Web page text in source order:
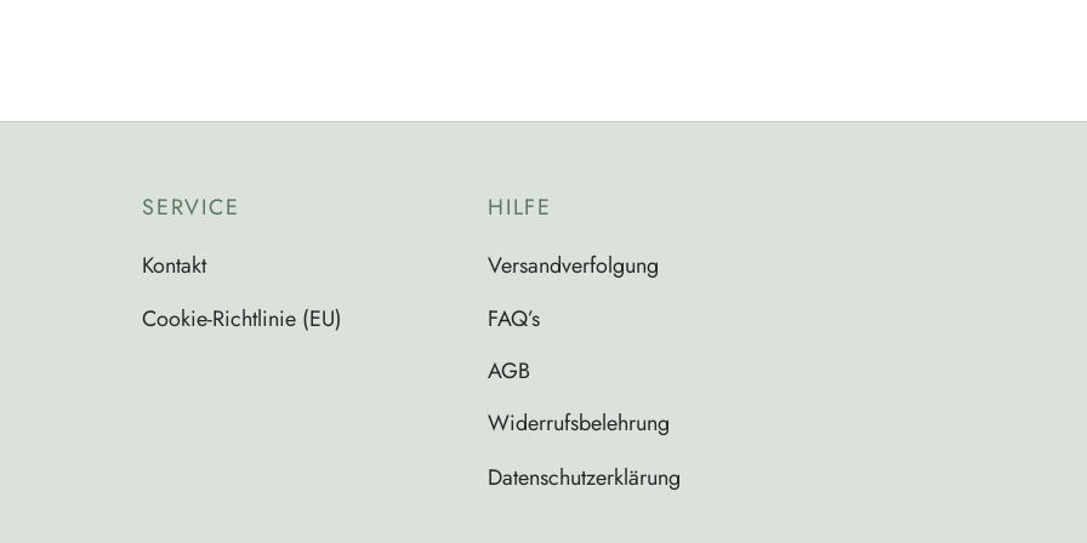
SERVICE
Kontakt
Cookie-Richtlinie (EU)
HILFE
Versandverfolgung
FAQ’s
AGB
Widerrufsbelehrung
Datenschutzerklärung